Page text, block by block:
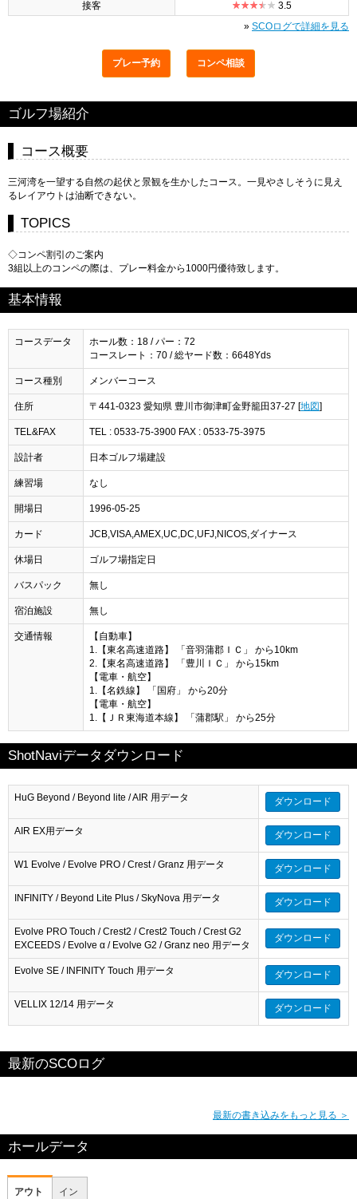
接客
3.5
» SCOログで詳細を見る
プレー予約 コンペ相談
ゴルフ場紹介
コース概要
三河湾を一望する自然の起伏と景観を生かしたコース。一見やさしそうに見え
るレイアウトは油断できない。
TOPICS
◇コンペ割引のご案内
3組以上のコンペの際は、プレー料金から1000円優待致します。
基本情報
コースデータ
ホール数：18 / パー：72
コースレート：70 / 総ヤード数：6648Yds
コース種別 メンバーコース
住所 〒441-0323 愛知県 豊川市御津町金野籠田37-27 [地図]
TEL&FAX TEL : 0533-75-3900 FAX : 0533-75-3975
設計者 日本ゴルフ場建設
練習場 なし
開場日 1996-05-25
カード JCB,VISA,AMEX,UC,DC,UFJ,NICOS,ダイナース
休場日 ゴルフ場指定日
バスパック 無し
宿泊施設 無し
交通情報
【自動車】
1.【東名高速道路】 「音羽蒲郡ＩＣ」 から10km
2.【東名高速道路】 「豊川ＩＣ」 から15km
【電車・航空】
1.【名鉄線】 「国府」 から20分
【電車・航空】
1.【ＪＲ東海道本線】 「蒲郡駅」 から25分
ShotNaviデータダウンロード
HuG Beyond / Beyond lite / AIR 用データ ダウンロード
AIR EX用データ ダウンロード
W1 Evolve / Evolve PRO / Crest / Granz 用データ ダウンロード
INFINITY / Beyond Lite Plus / SkyNova 用データ ダウンロード
Evolve PRO Touch / Crest2 / Crest2 Touch / Crest G2
EXCEEDS / Evolve α / Evolve G2 / Granz neo 用データ
ダウンロード
Evolve SE / INFINITY Touch 用データ ダウンロード
VELLIX 12/14 用データ ダウンロード
最新のSCOログ
最新の書き込みをもっと見る ＞
ホールデータ
アウト イン